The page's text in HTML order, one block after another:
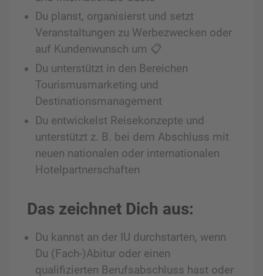
Du planst, organisierst und setzt
Veranstaltungen zu Werbezwecken oder
auf Kundenwunsch um 📋
Du unterstützt in den Bereichen
Tourismusmarketing und
Destinationsmanagement
Du entwickelst Reisekonzepte und
unterstützt z. B. bei dem Abschluss mit
neuen nationalen oder internationalen
Hotelpartnerschaften
Das zeichnet Dich aus:
Du kannst an der IU durchstarten, wenn
Du (Fach-)Abitur oder einen
qualifizierten Berufsabschluss hast oder